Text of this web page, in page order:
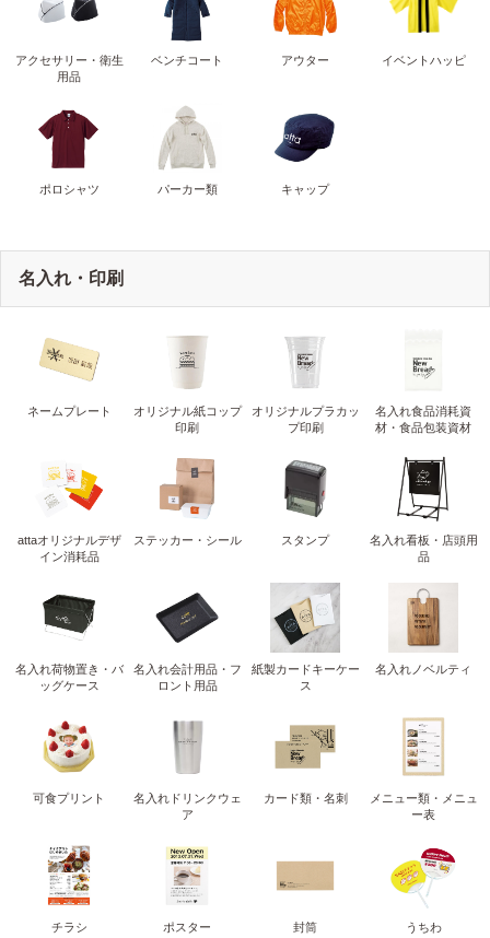
アクセサリー・衛生
用品
ベンチコート アウター イベントハッピ
ポロシャツ パーカー類 キャップ
名入れ・印刷
ネームプレート
オリジナル紙コップ
印刷
オリジナルプラカッ
プ印刷
名入れ食品消耗資
材・食品包装資材
attaオリジナルデザ
イン消耗品
ステッカー・シール スタンプ
名入れ看板・店頭用
品
名入れ荷物置き・バ
ッグケース
名入れ会計用品・フ
ロント用品
紙製カードキーケー
ス
名入れノベルティ
可食プリント
名入れドリンクウェ
ア
カード類・名刺
メニュー類・メニュ
ー表
チラシ ポスター 封筒 うちわ